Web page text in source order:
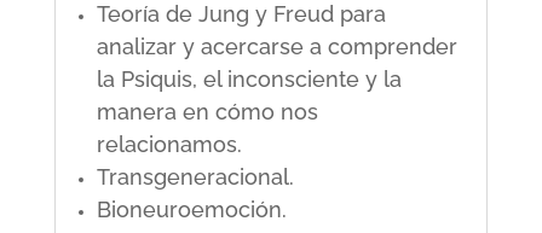
Teoría de Jung y Freud para
analizar y acercarse a comprender
la Psiquis, el inconsciente y la
manera en cómo nos
relacionamos.
Transgeneracional.
Bioneuroemoción.